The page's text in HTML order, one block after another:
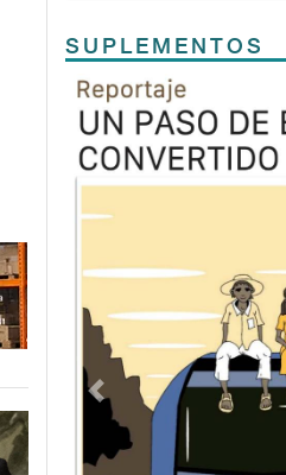
SUPLEMENTOS
Previous